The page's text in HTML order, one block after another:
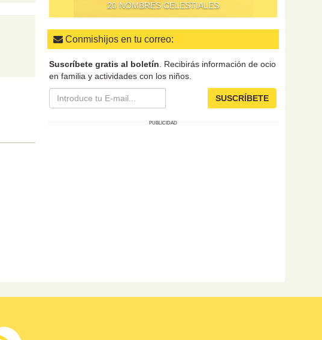
20 NOMBRES CELESTIALES
Conmishijos en tu correo:
Suscríbete gratis al boletín . Recibirás información de ocio
en familia y actividades con los niños.
SUSCRÍBETE
PUBLICIDAD